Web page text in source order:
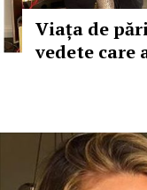
Viața de
vedete care